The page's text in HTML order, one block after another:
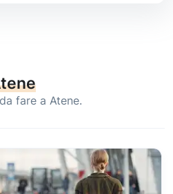
fare a Atene.